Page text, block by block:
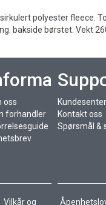
polyester fleece.
bakside børstet. Vekt
oss
forhandler
Kundesenter
Kontakt oss
Spørsmål &
Vilkår og